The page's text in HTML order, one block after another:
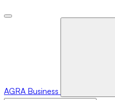
AGRA Business